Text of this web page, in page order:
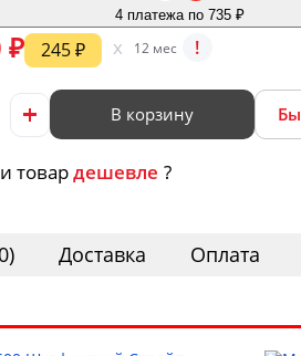
4 платежа по 735 ₽
₽ 245 ₽ x 12 мес !
В корзину
товардешевле ?
Доставка Оплата